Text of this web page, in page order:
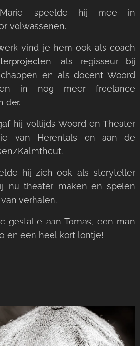
speelde hij mee in
volwassenen.
vind je hem ook als coach
als regisseur bij
en als docent Woord
in nog meer freelance
der.
hij voltijds Woord en Theater
van Herentals en aan de
Kalmthout.
hij zich ook als storyteller
nu theater maken en spelen
verhalen.
gestalte aan Tomas, een man
en een heel kort lontje!